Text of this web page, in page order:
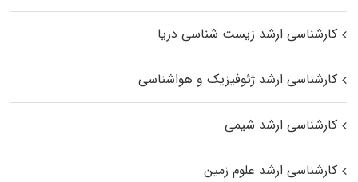
کارشناسی ارشد زیست‌ شناسی دریا
کارشناسی ارشد ژئوفیزیک و هواشناسی
کارشناسی ارشد شیمی
کارشناسی ارشد علوم زمین